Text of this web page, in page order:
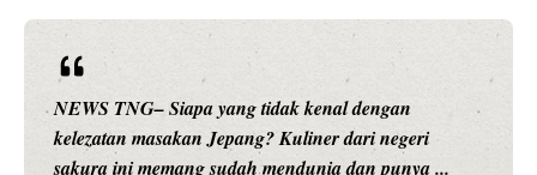
NEWS TNG– Siapa sangka, dua nama besar di dunia
hiburan, Nunung Srimulat dan Vicky Prasetyo, kini
merambah dunia kuliner dengan ...